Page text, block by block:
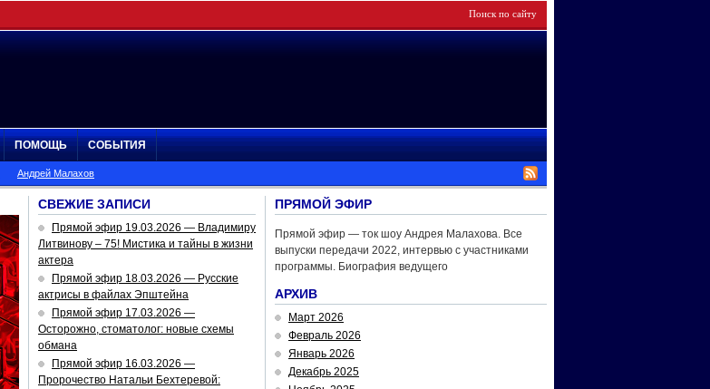
ПОМОЩЬ СОБЫТИЯ
Андрей Малахов
СВЕЖИЕ ЗАПИСИ
Прямой эфир 19.03.2026 — Владимиру
Литвинову – 75! Мистика и тайны в жизни
актера
Прямой эфир 18.03.2026 — Русские
актрисы в файлах Эпштейна
Прямой эфир 17.03.2026 —
Осторожно, стоматолог: новые схемы
обмана
Прямой эфир 16.03.2026 —
Пророчество Натальи Бехтеревой:
ПРЯМОЙ ЭФИР
Прямой эфир — ток шоу Андрея Малахова. Все
выпуски передачи 2022, интервью с участниками
программы. Биография ведущего
АРХИВ
Март 2026
Февраль 2026
Январь 2026
Декабрь 2025